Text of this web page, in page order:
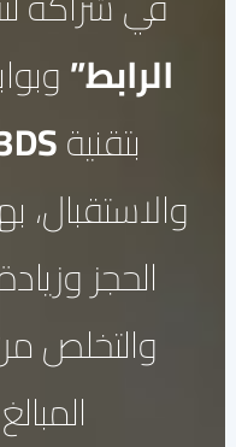
الرابط”
بتقنية
الحجز
والتخلص